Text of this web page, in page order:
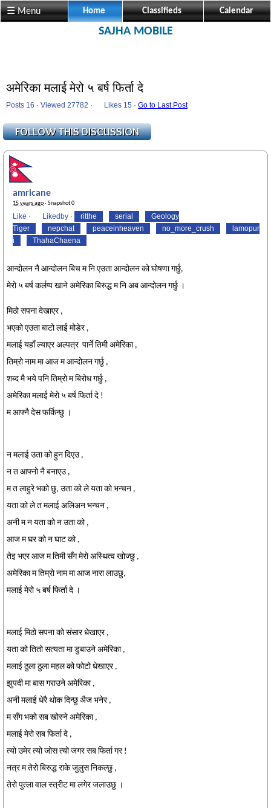
☰ Menu Home Classifieds Calendar
SAJHA MOBILE
अमेरिका मलाई मेरो ५ बर्ष फिर्ता दे
Posts 16 · Viewed 27782 · Likes 15 · Go to Last Post
amricane
15 years ago· Snapshot 0
Like · Likedby · ritthe serial
Geology
Tiger
nepchat peaceinheaven no_more_crush
lamopur
i
ThahaChaena
आन्दोलन नै आन्दोलन बिच म नि एउता आन्दोलन को घोषणा गर्छु,
मेरो ५ बर्ष कर्लप्प खाने अमेरिका बिरुद्ध म नि अब आन्दोलन गर्छु ।
मिठो सपना देखाएर ,
भएको एउता बाटो लाई मोडेर ,
मलाई यहाँ ल्याएर अल्पत्र पार्ने तिमी अमेरिका ,
तिम्रो नाम मा आज म आन्दोलन गर्छु ,
शब्द मै भये पनि तिम्रो म बिरोध गर्छु ,
अमेरिका मलाई मेरो ५ बर्ष फिर्ता दे !
म आफ्नै देस फर्किन्छु ।
न मलाई उता को हुन दिएउ ,
न त आफ्नो नै बनाएउ ,
म त लाहुरे भको छु, उता को ले यता को भन्चन ,
यता को ले त मलाई अलिअन भन्चन ,
अनी म न यता को न उता को ,
आज म घर को न घाट को ,
तेइ भएर आज म तिमी सँग मेरो अस्थित्व खोज्छु ,
अमेरिका म तिम्रो नाम मा आज नारा लाउछु,
मलाई मेरो ५ बर्ष फिर्ता दे ।
मलाई मिठो सपना को संसार धेखाएर ,
यता को तितो सत्यता मा डुबाउने अमेरिका ,
मलाई ठुला ठुला महल को फोटो धेखाएर ,
झुपदी मा बास गराउने अमेरिका ,
अनी मलाई धेरै थोक दिन्छु अैज भनेर ,
म सँग भको सब खोस्ने अमेरिका ,
मलाई मेरो सब फिर्ता दे ,
त्यो उमेर त्यो जोस त्यो जगर सब फिर्ता गर !
नत्र म तेरो बिरुद्ध राके जुलुस निकल्छु ,
तेरो पुत्ला वाल स्त्रीट मा लगेर जलाउछु ।